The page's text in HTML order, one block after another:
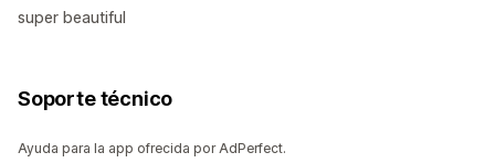
super beautiful
Soporte técnico
Ayuda para la app ofrecida por AdPerfect.